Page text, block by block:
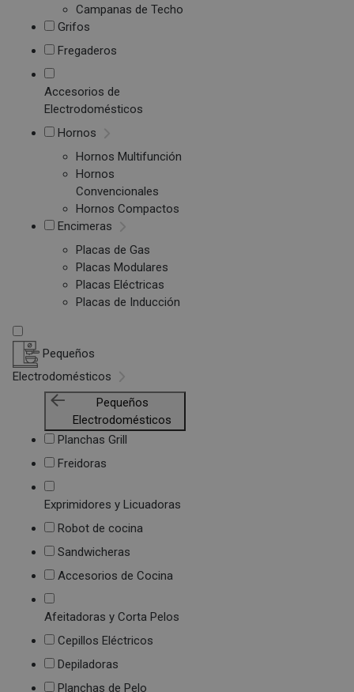
Campanas de Techo
Grifos
Fregaderos
Accesorios de
Electrodomésticos
Hornos
Hornos Multifunción
Hornos
Convencionales
Hornos Compactos
Encimeras
Placas de Gas
Placas Modulares
Placas Eléctricas
Placas de Inducción
Pequeños
Electrodomésticos
Pequeños
Electrodomésticos
Planchas Grill
Freidoras
Exprimidores y Licuadoras
Robot de cocina
Sandwicheras
Accesorios de Cocina
Afeitadoras y Corta Pelos
Cepillos Eléctricos
Depiladoras
Planchas de Pelo